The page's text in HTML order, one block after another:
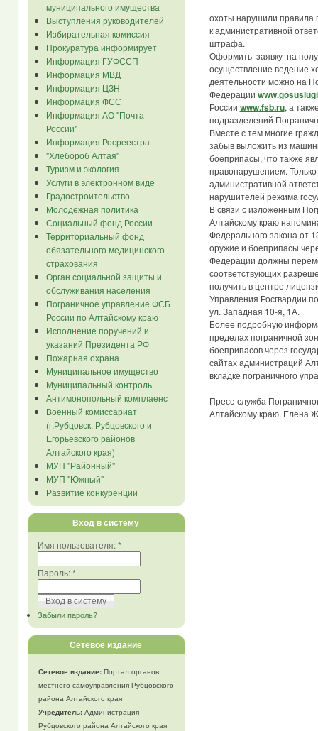
муниципального имущества
Выступления руководителей
Избирательная комиссия
Прокуратура информирует
Информация ГУФССП
Информация МВД
Информация ЦЗН
Информация ФСС
Информация АО "Почта
России"
Информация Росреестра
"Хлебороб Алтая"
Туризм и экология
Услуги в электронном виде
Градостроительство
Молодёжная политика
Социальный фонд России
Территориальный фонд
обязательного медицинского
страхования
Орган социальной защиты и
обслуживания населения
Пограничное управление ФСБ
России по Алтайскому краю
Исполнение поручений и
указаний Президента РФ
Пожарная охрана
Муниципальное имущество
Муниципальный контроль
Антимонопольный комплаенс
Военный комиссариат
(г.Рубцовск, Рубцовского и
Егорьевского районов
Алтайского края)
МУП "Районный"
МУП "Южный"
Развитие конкуренции
Вход в систему
Имя пользователя:*
Пароль:*
Забыли пароль?
Сетевое издание
Сетевое издание:Портал органов
местного самоуправления Рубцовского
района Алтайского края
Учредитель:Администрация
Рубцовского района Алтайского края
охоты нарушили правила
к административной
штрафа.
Оформить заявку на
осуществление ведение
деятельности можно на
Федерации
России www.fsb.ru, а
подразделений
Вместе с тем многие
забыв выложить из
боеприпасы, что также
правонарушением. Только
административной
нарушителей режима
В связи с изложенным
Алтайскому краю
Федерального закона от
оружие и боеприпасы
Федерации должны
соответствующих
получить в центре
Управления Росгвардии
ул. Западная 10-я, 1А.
Более подробную
пределах пограничной
боеприпасов через
сайтах администраций
вкладке пограничного
Пресс-служба
Алтайскому краю. Елена